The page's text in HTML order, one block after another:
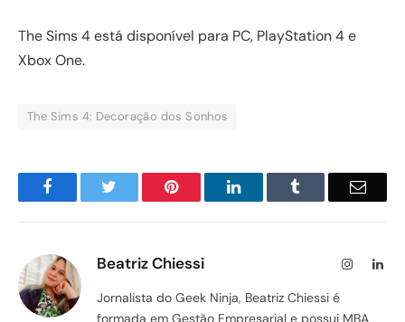
The Sims 4 está disponível para PC, PlayStation 4 e
Xbox One.
The Sims 4: Decoração dos Sonhos
Facebook Pinterest LinkedIn Email
Beatriz Chiessi Instagram
Jornalista do Geek Ninja, Beatriz Chiessi é
formada em Gestão Empresarial e possui MBA